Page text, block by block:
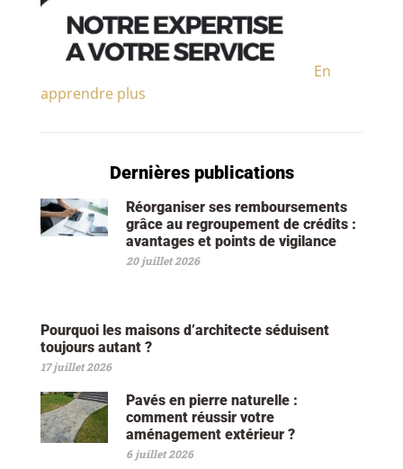
En
apprendre plus
Dernières publications
Réorganiser ses remboursements
grâce au regroupement de crédits :
avantages et points de vigilance
20 juillet 2026
Pourquoi les maisons d’architecte séduisent
toujours autant ?
17 juillet 2026
Pavés en pierre naturelle :
comment réussir votre
aménagement extérieur ?
6 juillet 2026